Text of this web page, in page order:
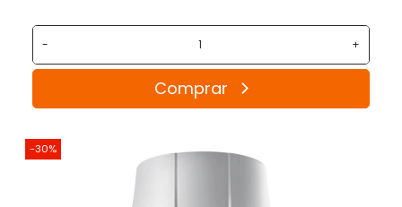
- +
Comprar
-30%